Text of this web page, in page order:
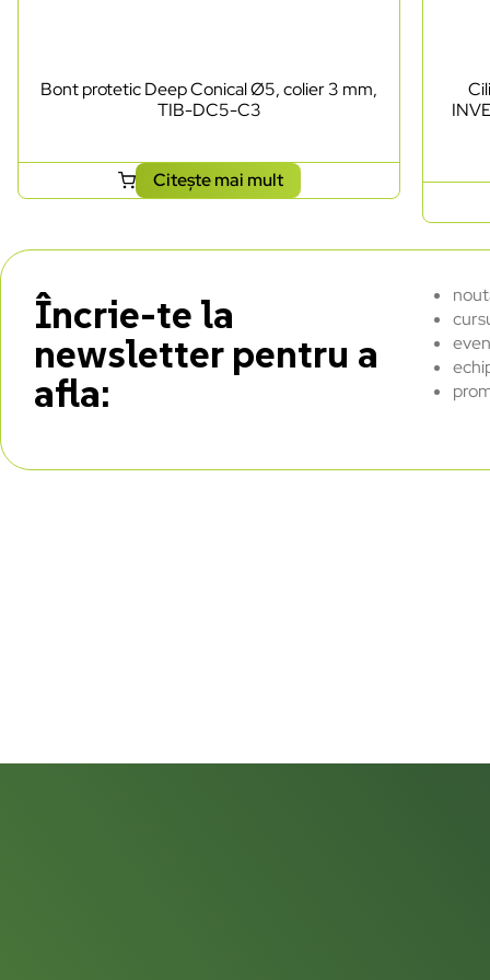
Bont protetic Deep Conical Ø5, colier 3 mm,
TIB-DC5-C3
Citește mai mult
Încrie-te la
newsletter pentru a
afla: